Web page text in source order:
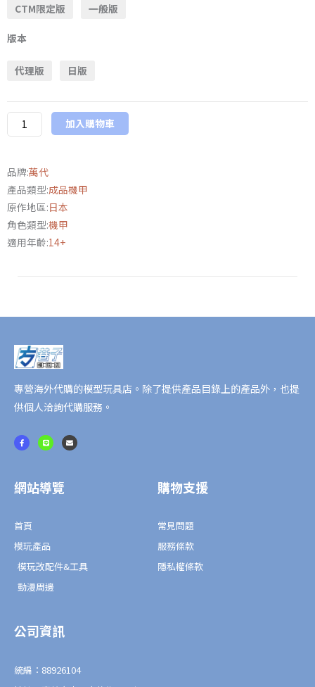
CTM限定版 一般版
版本
代理版 日版
限
METAL
士
鋼
SEED
ASTRAY》
異
端
鋼
武
裝
格)
PROJECT
ASTRAY-
量
加入購物車
品牌:萬代
產品類型:成品機甲
原作地區:日本
角色類型:機甲
適用年齡:14+
專營海外代購的模型玩具店。除了提供產品目錄上的產品外，也提
供個人洽詢代購服務。
F
a
c
k
-
L
i
n
E
n
v
網站導覽
首頁
模玩產品
模玩改配件&工具
動漫周邊
購物支援
常見問題
服務條款
隱私權條款
公司資訊
統編：88926104